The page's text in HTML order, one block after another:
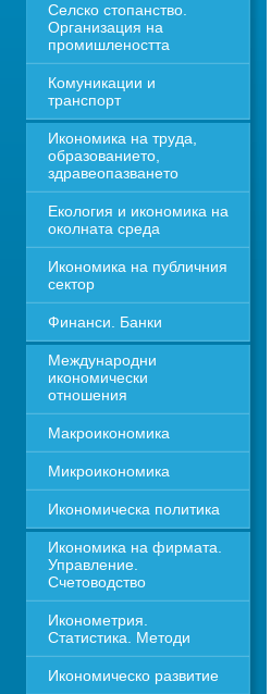
Селско стопанство.
Организация на
промишлеността
Комуникации и
транспорт
Икономика на труда,
образованието,
здравеопазването
Екология и икономика на
околната среда
Икономика на публичния
сектор
Финанси. Банки
Международни
икономически
отношения
Макроикономика
Микроикономика
Икономическа политика
Икономика на фирмата.
Управление.
Счетоводство
Иконометрия.
Статистика. Методи
Икономическо развитие